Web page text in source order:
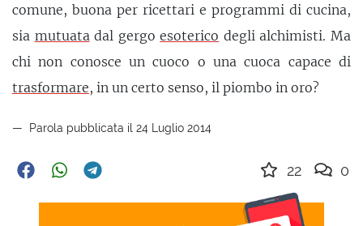
comune, buona per ricettari e programmi di cucina,
sia mutuata dal gergoesoterico degli alchimisti. Ma
chi non conosce un cuoco o una cuoca capace di
trasformare, in un certo senso, il piombo in oro?
Parola pubblicata il 24 Luglio 2014
22 0